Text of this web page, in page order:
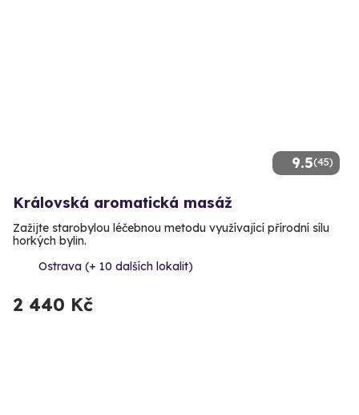
9.5(45)
Královská aromatická masáž
Zažijte starobylou léčebnou metodu využívající přírodní sílu
horkých bylin.
Ostrava (+ 10 dalších lokalit)
2 440 Kč